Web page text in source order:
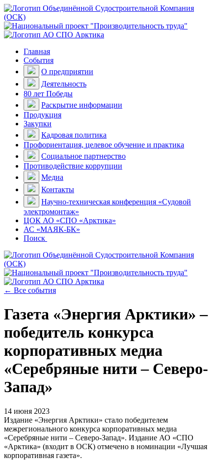
Главная
События
О предприятии
Деятельность
80 лет Победы
Раскрытие информации
Продукция
Закупки
Кадровая политика
Профориентация, целевое обучение и практика
Социальное партнерство
Противодействие коррупции
Медиа
Контакты
Научно-техническая конференция «Судовой
электромонтаж»
ЦОК АО «СПО «Арктика»
АС «МАЯК-БК»
Поиск
← Все события
Газета «Энергия Арктики» –
победитель конкурса
корпоративных медиа
«Серебряные нити – Северо-
Запад»
14 июня 2023
Издание «Энергия Арктики» стало победителем
межрегионального конкурса корпоративных медиа
«Серебряные нити – Северо-Запад». Издание АО «СПО
«Арктика» (входит в ОСК) отмечено в номинации «Лучшая
корпоративная газета».